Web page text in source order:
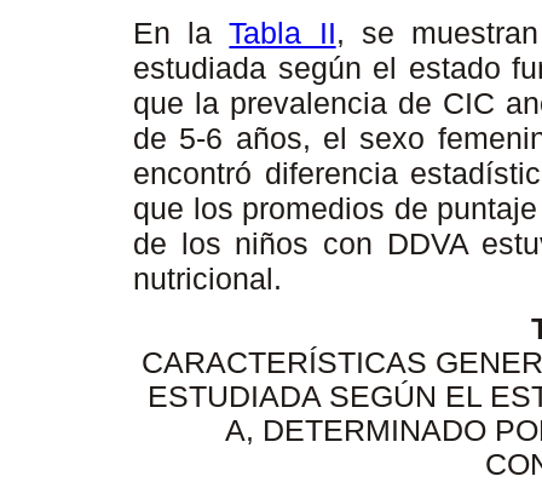
En laTabla II, se
estudiada según el estado
que la prevalencia de CIC
de 5-6 años, el sexo
encontró diferencia
que los promedios de
de los niños con DDVA
nutricional.
CARACTERÍSTICAS
ESTUDIADA SEGÚN EL
A, DETERMINADO